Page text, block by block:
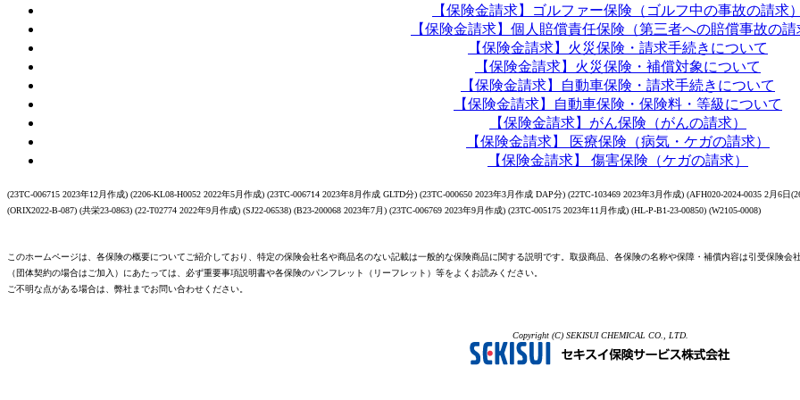
【保険金請求】ゴルファー保険（ゴルフ中の事故の請求）
【保険金請求】個人賠償責任保険（第三者への賠償事故の請
【保険金請求】火災保険・請求手続きについて
【保険金請求】火災保険・補償対象について
【保険金請求】自動車保険・請求手続きについて
【保険金請求】自動車保険・保険料・等級について
【保険金請求】がん保険（がんの請求）
【保険金請求】 医療保険（病気・ケガの請求）
【保険金請求】 傷害保険（ケガの請求）
(23TC-006715 2023年12月作成) (2206-KL08-H0052 2022年5月作成) (23TC-006714 2023年8月作成 GLTD分) (23TC-000650 2023年3月作成 DAP分) (22TC-103469 2023年3月作成) (AFH020-2024-0035 2月6日
(ORIX2022-B-087) (共栄23-0863) (22-T02774 2022年9月作成) (SJ22-06538) (B23-200068 2023年7月) (23TC-006769 2023年9月作成) (23TC-005175 2023年11月作成) (HL-P-B1-23-00850) (W2105-0008)
このホームページは、各保険の概要についてご紹介しており、特定の保険会社名や商品名のない記載は一般的な保険商品に関する説明です。取扱商品、各保険の名称や保障・補償内容は引受保険会
（団体契約の場合はご加入）にあたっては、必ず重要事項説明書や各保険のパンフレット（リーフレット）等をよくお読みください。
ご不明な点がある場合は、弊社までお問い合わせください。
Copyright (C) SEKISUI CHEMICAL CO., LTD.